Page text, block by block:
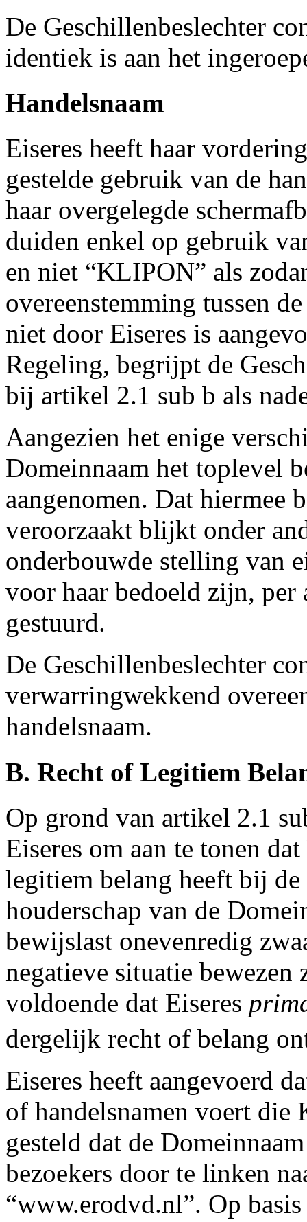
De Geschillenbeslechter
identiek is aan het
Handelsnaam
Eiseres heeft haar
gestelde gebruik van de
haar overgelegde
duiden enkel op gebruik
en niet “KLIPON” als
overeenstemming tussen
niet door Eiseres is
Regeling, begrijpt de
bij artikel 2.1 sub b als
Aangezien het enige
Domeinnaam het toplevel
aangenomen. Dat hiermee
veroorzaakt blijkt onder
onderbouwde stelling van
voor haar bedoeld zijn, per
gestuurd.
De Geschillenbeslechter
verwarringwekkend
handelsnaam.
B. Recht of Legitiem
Op grond van artikel 2.1
Eiseres om aan te tonen
legitiem belang heeft bij
houderschap van de
bewijslast onevenredig
negatieve situatie
voldoende dat Eiseres
dergelijk recht of belang
Eiseres heeft aangevoerd
of handelsnamen voert die
gesteld dat de
bezoekers door te linken
“www.erodvd.nl”. Op